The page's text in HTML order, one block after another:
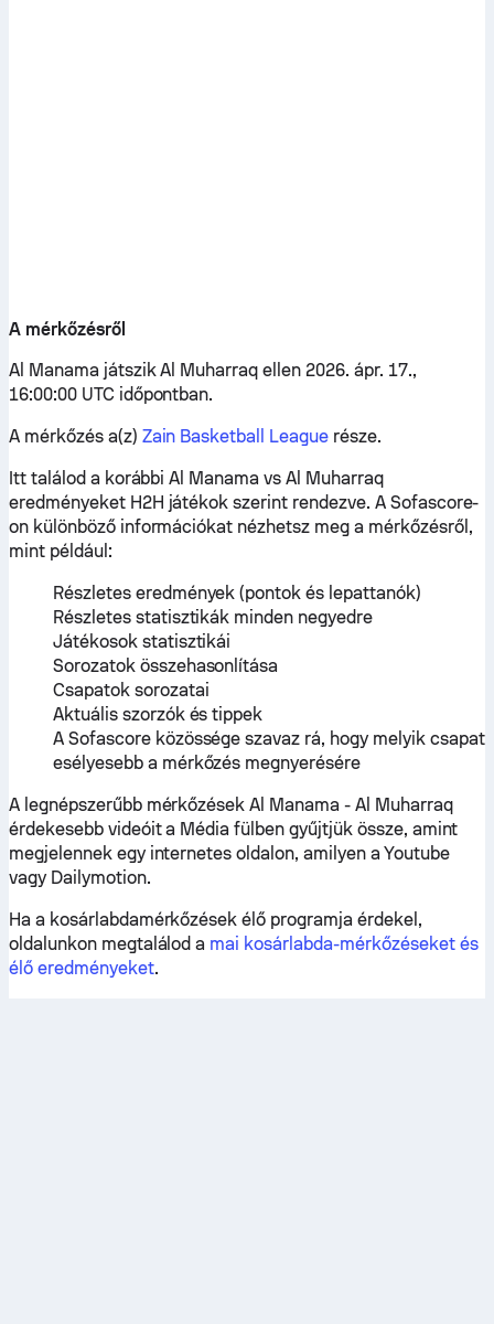
A mérkőzésről
Al Manama játszik Al Muharraq ellen 2026. ápr. 17.,
16:00:00 UTC időpontban.
A mérkőzés a(z) Zain Basketball Leaguerésze.
Itt találod a korábbi Al Manama vs Al Muharraq
eredményeket H2H játékok szerint rendezve. A Sofascore-
on különböző információkat nézhetsz meg a mérkőzésről,
mint például:
Részletes eredmények (pontok és lepattanók)
Részletes statisztikák minden negyedre
Játékosok statisztikái
Sorozatok összehasonlítása
Csapatok sorozatai
Aktuális szorzók és tippek
A Sofascore közössége szavaz rá, hogy melyik csapat
esélyesebb a mérkőzés megnyerésére
A legnépszerűbb mérkőzések Al Manama - Al Muharraq
érdekesebb videóit a Média fülben gyűjtjük össze, amint
megjelennek egy internetes oldalon, amilyen a Youtube
vagy Dailymotion.
Ha a kosárlabdamérkőzések élő programja érdekel,
oldalunkon megtalálod a mai kosárlabda-mérkőzéseket és
élő eredményeket.